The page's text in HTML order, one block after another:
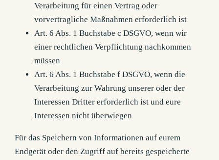
Verarbeitung für einen Vertrag oder
vorvertragliche Maßnahmen erforderlich ist
Art. 6 Abs. 1 Buchstabe c DSGVO, wenn wir
einer rechtlichen Verpflichtung nachkommen
müssen
Art. 6 Abs. 1 Buchstabe f DSGVO, wenn die
Verarbeitung zur Wahrung unserer oder der
Interessen Dritter erforderlich ist und eure
Interessen nicht überwiegen
Für das Speichern von Informationen auf eurem
Endgerät oder den Zugriff auf bereits gespeicherte